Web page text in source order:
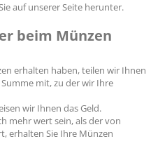
auf unserer Seite herunter.
beim Münzen
erhalten haben, teilen wir Ihnen
mit, zu der wir Ihre
wir Ihnen das Geld.
mehr wert sein, als der von
erhalten Sie Ihre Münzen